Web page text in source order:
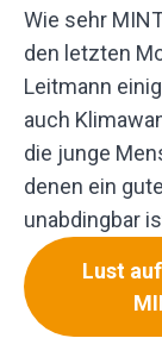
Wie sehr
den letzten
Leitmann
auch
die junge
denen ein
unabdingbar
Lust